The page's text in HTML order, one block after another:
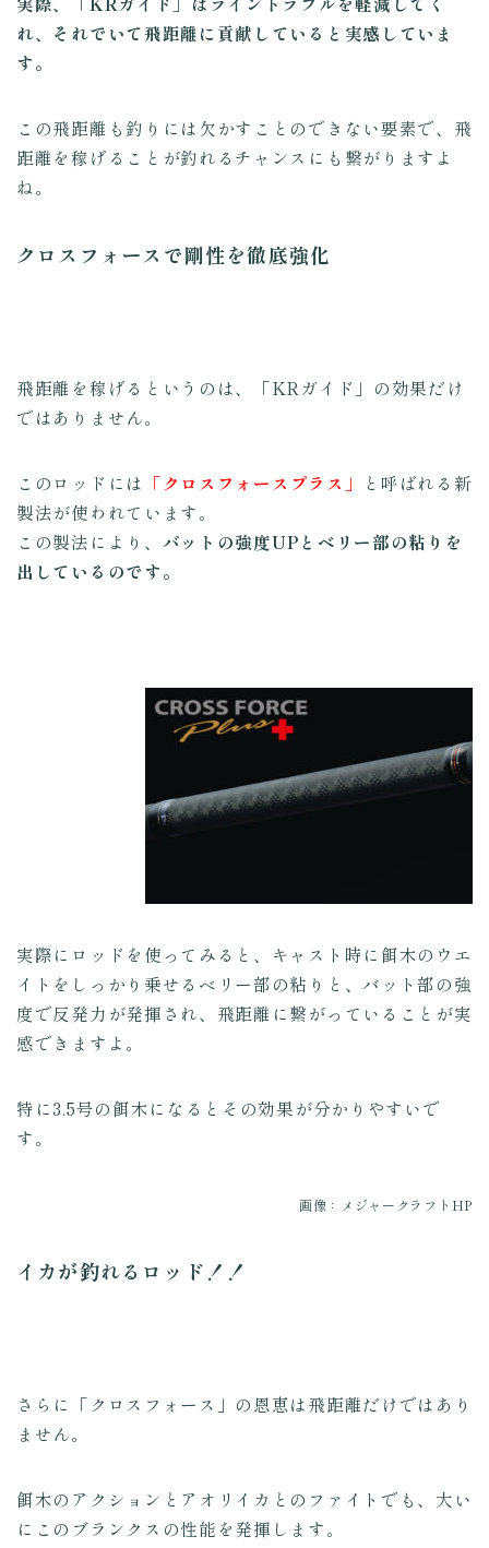
れ、それでいて飛距離に貢献していると実感していま
す。
この飛距離も釣りには欠かすことのできない要素で、飛
距離を稼げることが釣れるチャンスにも繋がりますよ
ね。
クロスフォースで剛性を徹底強化
飛距離を稼げるというのは、「KRガイド」の効果だけ
ではありません。
このロッドには 「クロスフォースプラス」
と呼ばれる新
製法が使われています。
この製法により、 バットの強度UPとベリー部の粘りを
出しているのです。
実際にロッドを使ってみると、キャスト時に餌木のウエ
イトをしっかり乗せるベリー部の粘りと、バット部の強
度で反発力が発揮され、飛距離に繋がっていることが実
感できますよ。
特に3.5号の餌木になるとその効果が分かりやすいで
す。
画像：メジャークラフトHP
イカが釣れるロッド！！
さらに「クロスフォース」の恩恵は飛距離だけではあり
ません。
餌木のアクションとアオリイカとのファイトでも、大い
にこのブランクスの性能を発揮します。